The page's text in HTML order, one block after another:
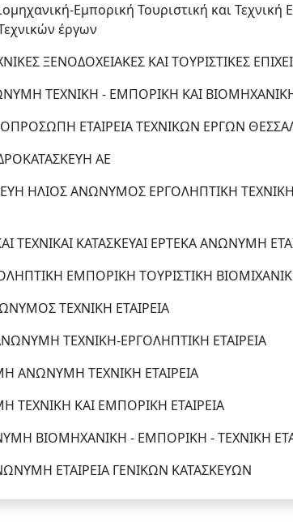
Εμπορική Τουριστική και
έργων
ΞΕΝΟΔΟΧΕΙΑΚΕΣ ΚΑΙ ΤΟΥΡΙΣΤΙΚΕΣ
ΤΕΧΝΙΚΗ - ΕΜΠΟΡΙΚΗ ΚΑΙ ΒΙΟΜΗΧΑΝΙΚΗ
ΕΤΑΙΡΕΙΑ ΤΕΧΝΙΚΩΝ ΕΡΓΩΝ
ΑΕ
ΗΛΙΟΣ ΑΝΩΝΥΜΟΣ ΕΡΓΟΛΗΠΤΙΚΗ
ΤΕΧΝΙΚΑΙ ΚΑΤΑΣΚΕΥΑΙ ΕΡΤΕΚΑ ΑΝΩΝΥΜΗ
ΕΜΠΟΡΙΚΗ ΤΟΥΡΙΣΤΙΚΗ
ΤΕΧΝΙΚΗ ΕΤΑΙΡΕΙΑ
ΤΕΧΝΙΚΗ-ΕΡΓΟΛΗΠΤΙΚΗ ΕΤΑΙΡΕΙΑ
ΑΝΩΝΥΜΗ ΤΕΧΝΙΚΗ ΕΤΑΙΡΕΙΑ
ΤΕΧΝΙΚΗ ΚΑΙ ΕΜΠΟΡΙΚΗ ΕΤΑΙΡΕΙΑ
ΒΙΟΜΗΧΑΝΙΚΗ - ΕΜΠΟΡΙΚΗ - ΤΕΧΝΙΚΗ
ΕΤΑΙΡΕΙΑ ΓΕΝΙΚΩΝ ΚΑΤΑΣΚΕΥΩΝ